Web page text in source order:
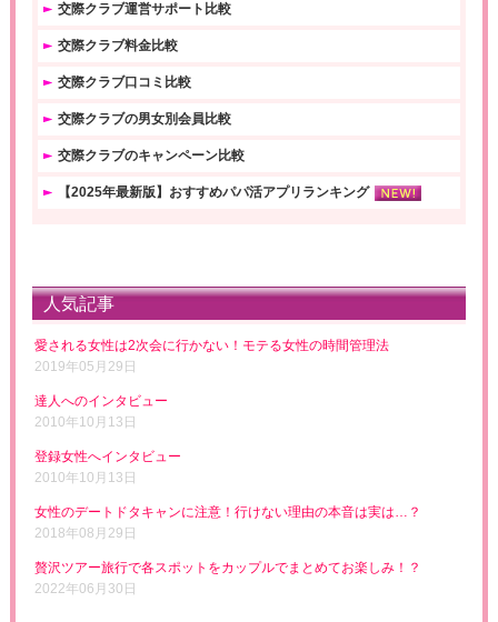
交際クラブ運営サポート比較
交際クラブ料金比較
交際クラブ口コミ比較
交際クラブの男女別会員比較
交際クラブのキャンペーン比較
【2025年最新版】おすすめパパ活アプリランキング
人気記事
愛される女性は2次会に行かない！モテる女性の時間管理法
2019年05月29日
達人へのインタビュー
2010年10月13日
登録女性へインタビュー
2010年10月13日
女性のデートドタキャンに注意！行けない理由の本音は実は…？
2018年08月29日
贅沢ツアー旅行で各スポットをカップルでまとめてお楽しみ！？
2022年06月30日